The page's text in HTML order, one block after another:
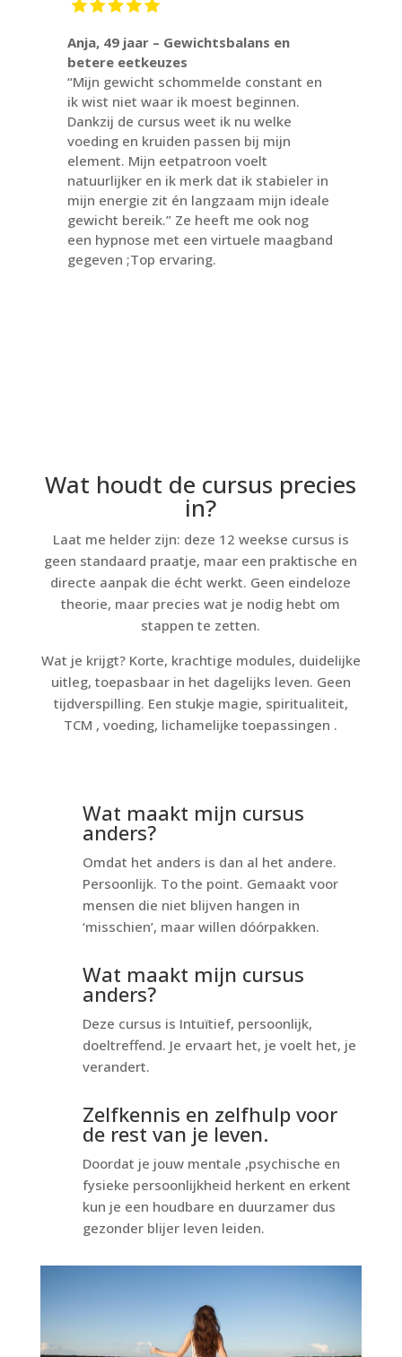
Anja, 49 jaar – Gewichtsbalans en
betere eetkeuzes
“Mijn gewicht schommelde constant en
ik wist niet waar ik moest beginnen.
Dankzij de cursus weet ik nu welke
voeding en kruiden passen bij mijn
element. Mijn eetpatroon voelt
natuurlijker en ik merk dat ik stabieler in
mijn energie zit én langzaam mijn ideale
gewicht bereik.” Ze heeft me ook nog
een hypnose met een virtuele maagband
gegeven ;Top ervaring.
Wat houdt de cursus precies
in?
Laat me helder zijn: deze 12 weekse cursus is
geen standaard praatje, maar een praktische en
directe aanpak die écht werkt. Geen eindeloze
theorie, maar precies wat je nodig hebt om
stappen te zetten.
Wat je krijgt? Korte, krachtige modules, duidelijke
uitleg, toepasbaar in het dagelijks leven. Geen
tijdverspilling. Een stukje magie, spiritualiteit,
TCM , voeding, lichamelijke toepassingen .
Wat maakt mijn cursus
anders?
Omdat het anders is dan al het andere.
Persoonlijk. To the point. Gemaakt voor
mensen die niet blijven hangen in
‘misschien’, maar willen dóórpakken.
Wat maakt mijn cursus
anders?
Deze cursus is Intuïtief, persoonlijk,
doeltreffend. Je ervaart het, je voelt het, je
verandert.
Zelfkennis en zelfhulp voor
de rest van je leven.
Doordat je jouw mentale ,psychische en
fysieke persoonlijkheid herkent en erkent
kun je een houdbare en duurzamer dus
gezonder blijer leven leiden.